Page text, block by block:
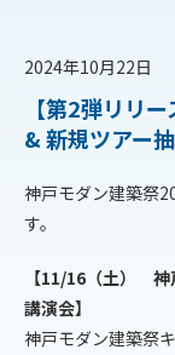
2024年10月22日
【第2弾リリ
& 新規ツアー
神戸モダン建築祭
す。
【11/16（土）
講演会】
神戸モダン建築祭